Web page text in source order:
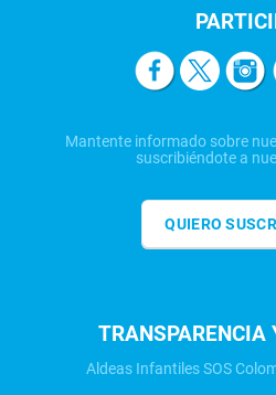
Mantente informado sobre
suscribiéndote a
QUIERO
TRANSPARENCIA
Aldeas Infantiles SOS